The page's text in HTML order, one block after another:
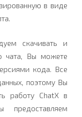
в виде
скачивать и
чата, Вы можете
кода. Все
поэтому Вы
работу ChatX в